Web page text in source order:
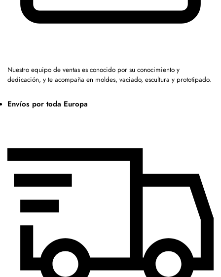
Nuestro equipo de ventas es conocido por su conocimiento y
dedicación, y te acompaña en moldes, vaciado, escultura y prototipado.
Envíos por toda Europa